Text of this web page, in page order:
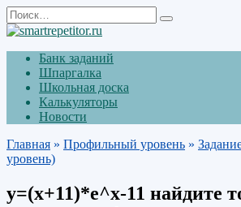
Перейти
к
содержанию
Search
for:
Банк заданий
Шпаргалка
Школьная доска
Калькуляторы
Новости
Главная » Профильный уровень »
уровень)
y=(x+11)*е^х-11 найдите